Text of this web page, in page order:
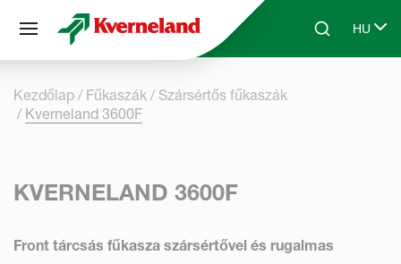
Skip to main contentSearchHU
Select
Kezdőlap Fűkaszák
Szársértős fűkaszák
Kverneland 3600F
KVERNELAND 3600F
Front tárcsás fűkasza szársértővel és rugalmas
Süti preferenciák